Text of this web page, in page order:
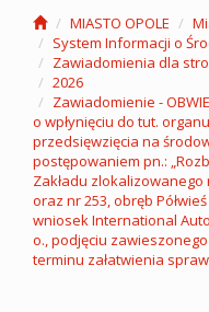
MIASTO OPOLE
System Informacji o
Zawiadomienia dla
2026
Zawiadomienie -
o wpłynięciu do tut.
przedsięwzięcia na
postępowaniem pn.:
Zakładu
oraz nr 253, obręb
wniosek International
o., podjęciu
terminu załatwienia